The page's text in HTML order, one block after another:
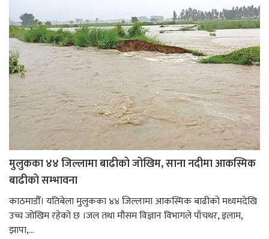
मुलुकका ४४ जिल्लामा बाढीको जोखिम, साना नदीमा आकस्मिक
बाढीको सम्भावना
काठमाडौँ। यतिबेला मुलुकका ४४ जिल्लामा आकस्मिक बाढीको मध्यमदेखि
उच्च जोखिम रहेको छ ।जल तथा मौसम विज्ञान विभागले पाँचथर, इलाम,
झापा,...